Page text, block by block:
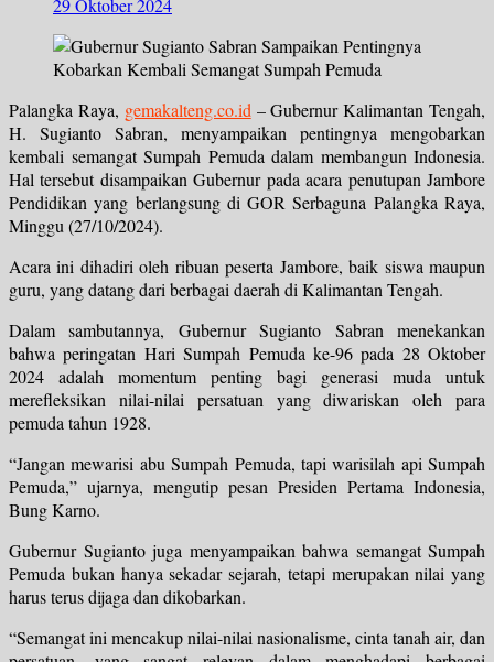
29 Oktober 2024
Palangka Raya, gemakalteng.co.id– Gubernur Kalimantan Tengah,
H. Sugianto Sabran, menyampaikan pentingnya mengobarkan
kembali semangat Sumpah Pemuda dalam membangun Indonesia.
Hal tersebut disampaikan Gubernur pada acara penutupan Jambore
Pendidikan yang berlangsung di GOR Serbaguna Palangka Raya,
Minggu (27/10/2024).
Acara ini dihadiri oleh ribuan peserta Jambore, baik siswa maupun
guru, yang datang dari berbagai daerah di Kalimantan Tengah.
Dalam sambutannya, Gubernur Sugianto Sabran menekankan
bahwa peringatan Hari Sumpah Pemuda ke-96 pada 28 Oktober
2024 adalah momentum penting bagi generasi muda untuk
merefleksikan nilai-nilai persatuan yang diwariskan oleh para
pemuda tahun 1928.
“Jangan mewarisi abu Sumpah Pemuda, tapi warisilah api Sumpah
Pemuda,” ujarnya, mengutip pesan Presiden Pertama Indonesia,
Bung Karno.
Gubernur Sugianto juga menyampaikan bahwa semangat Sumpah
Pemuda bukan hanya sekadar sejarah, tetapi merupakan nilai yang
harus terus dijaga dan dikobarkan.
“Semangat ini mencakup nilai-nilai nasionalisme, cinta tanah air, dan